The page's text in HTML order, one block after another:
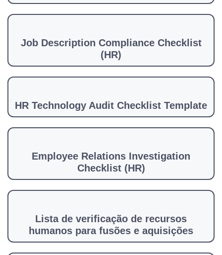
Job Description Compliance Checklist
(HR)
HR Technology Audit Checklist Template
Employee Relations Investigation
Checklist (HR)
Lista de verificação de recursos
humanos para fusões e aquisições